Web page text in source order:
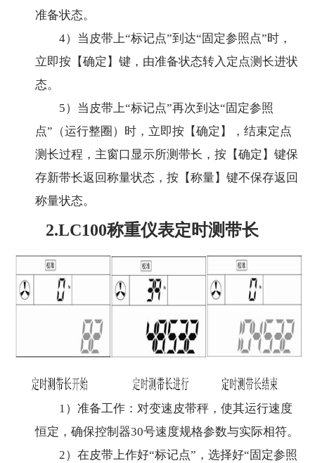
准备状态。
4）当皮带上“标记点”到达“固定参照点”时，
立即按【确定】键，由准备状态转入定点测长进状
态。
5）当皮带上“标记点”再次到达“固定参照
点”（运行整圈）时，立即按【确定】，结束定点
测长过程，主窗口显示所测带长，按【确定】键保
存新带长返回称量状态，按【称量】键不保存返回
称量状态。
2.LC100称重仪表定时测带长
1）准备工作：对变速皮带秤，使其运行速度
恒定，确保控制器30号速度规格参数与实际相符。
2）在皮带上作好“标记点”，选择好“固定参照